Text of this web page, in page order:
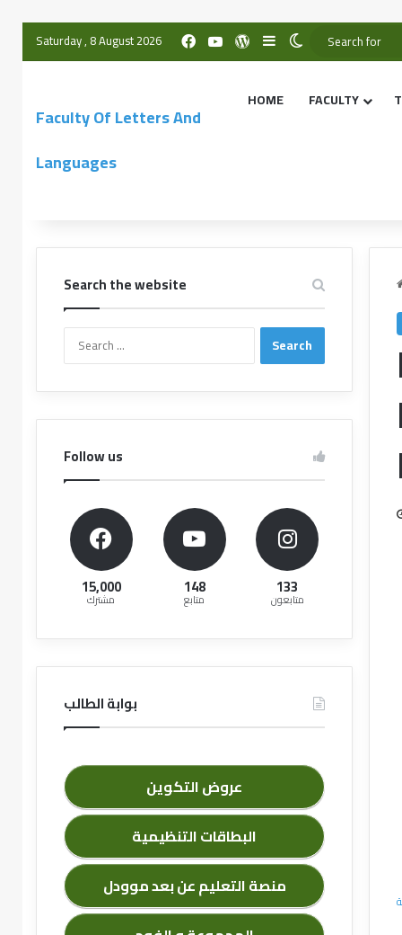
Saturday , 8 August 2026
Faculty Of Letters And
Languages
HOME FACULTY
Search the website
Follow us
15,000
مشترك 148
متابع 133
متابعون
بوابة الطالب
عروض التكوين
البطاقات التنظيمية
منصة التعليم عن بعد موودل